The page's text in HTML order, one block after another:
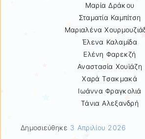
Μαρία Δράκου
Σταματία Καμπίτση
Μαριαλένα
Έλενα Καλαμίδα
Ελένη Φαρεκζή
Αναστασία Χουϊάζη
Χαρά Τσακμακά
Ιωάννα Φραγκολιά
Τάνια Αλεξανδρή
Δημοσιεύθηκε 3 Απριλίου 2026